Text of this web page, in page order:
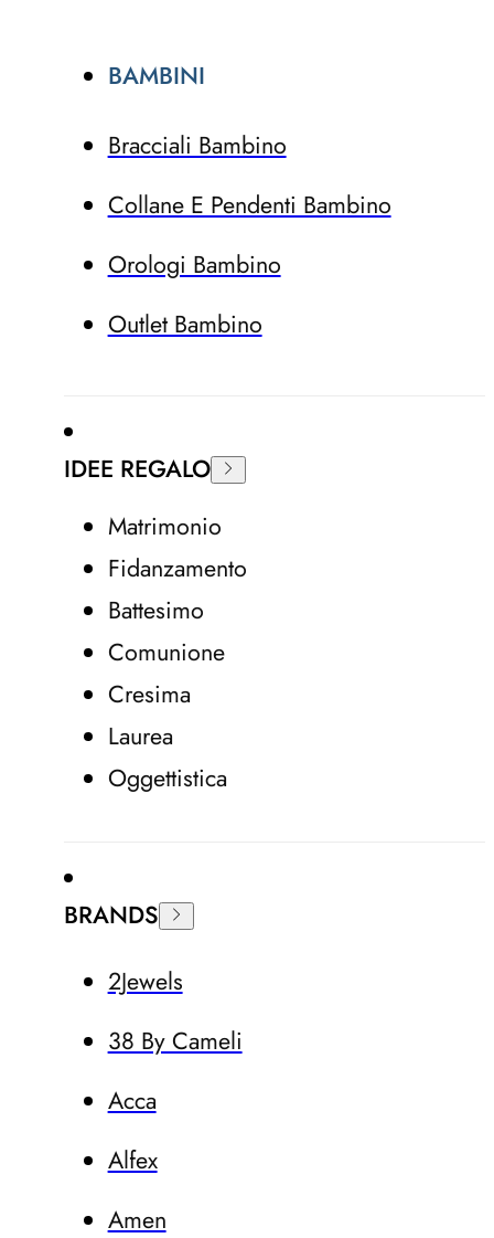
BAMBINI
Bracciali Bambino
Collane E Pendenti Bambino
Orologi Bambino
Outlet Bambino
IDEE REGALO
Matrimonio
Fidanzamento
Battesimo
Comunione
Cresima
Laurea
Oggettistica
BRANDS
2Jewels
38 By Cameli
Acca
Alfex
Amen